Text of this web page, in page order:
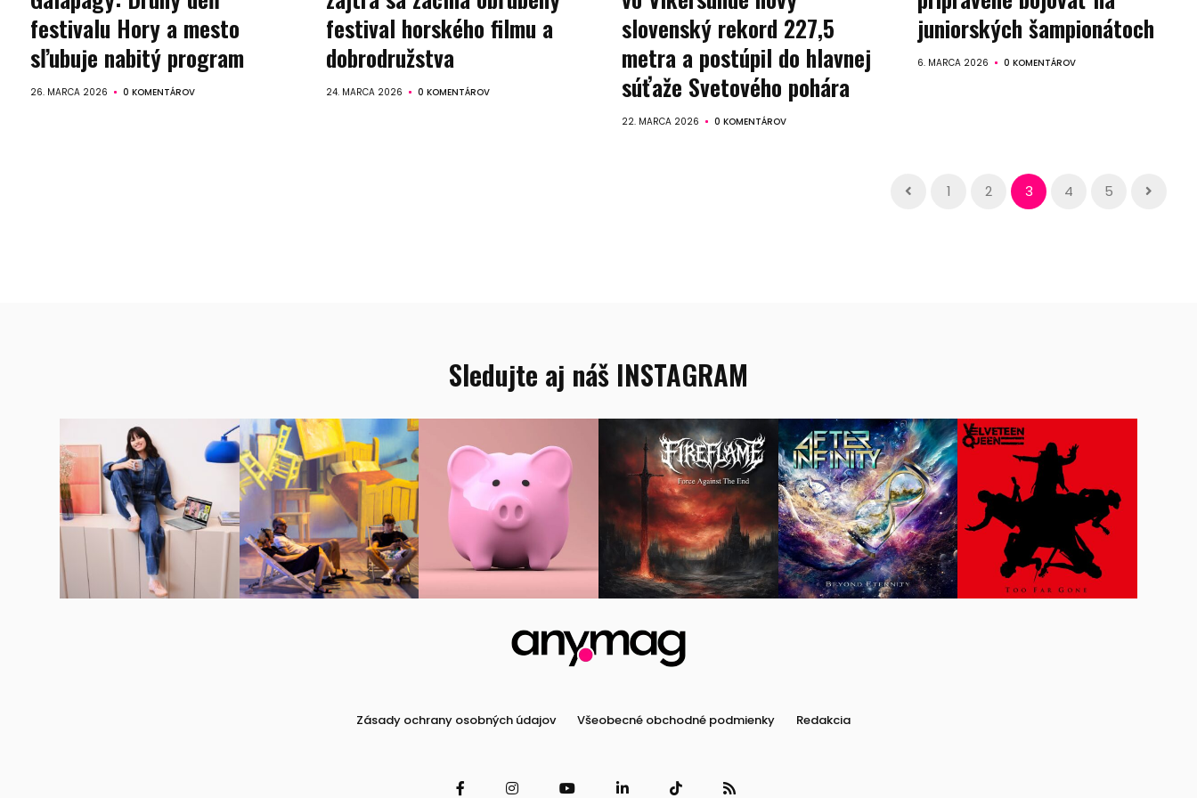
Sprievodca
kúpou,
recenzie
festivalu Hory a mesto
sľubuje nabitý program
26. MARCA 2026 0 KOMENTÁROV
festival horského filmu a
dobrodružstva
24. MARCA 2026 0 KOMENTÁROV
slovenský rekord 227,5
metra a postúpil do hlavnej
súťaže Svetového pohára
22. MARCA 2026 0 KOMENTÁROV
juniorských šampionátoch
6. MARCA 2026 0 KOMENTÁROV
1 2 3 4 5
Sledujte aj náš INSTAGRAM
Zásady ochrany osobných údajov Všeobecné obchodné podmienky Redakcia